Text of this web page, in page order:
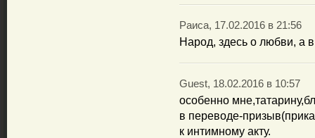
Раиса, 17.02.2016 в 21:56
Народ, здесь о любви, а
Guest, 18.02.2016 в 10:57
особенно
в переводе-
к интимному акту.